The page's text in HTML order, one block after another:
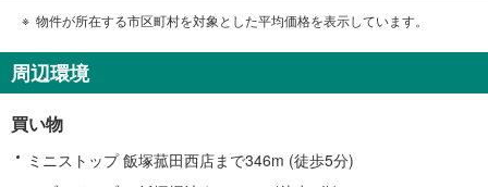
物件が所在する市区町村を対象とした平均価格を表示しています。
周辺環境
買い物
ミニストップ 飯塚菰田西店まで346m (徒歩5分)